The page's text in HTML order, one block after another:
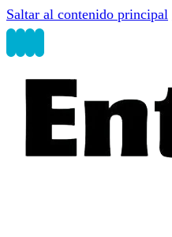
Saltar al contenido principal